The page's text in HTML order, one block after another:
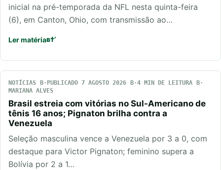
inicial na pré-temporada da NFL nesta quinta-feira
(6), em Canton, Ohio, com transmissão ao…
Ler matéria
NOTÍCIAS PUBLICADO 7 AGOSTO 2026
4 MIN DE LEITURA
MARIANA ALVES
Brasil estreia com vitórias no Sul-Americano de
tênis 16 anos; Pignaton brilha contra a
Venezuela
Seleção masculina vence a Venezuela por 3 a 0, com
destaque para Victor Pignaton; feminino supera a
Bolívia por 2 a 1…